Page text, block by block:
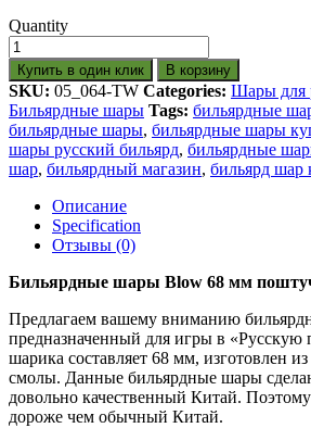
Quantity
Купить в один клик В корзину
SKU: 05_064-TW Categories: Шары для
Бильярдные шары Tags: бильярдные
бильярдные шары, бильярдные шары
шары русский бильярд, бильярдные
шар, бильярдный магазин, бильярд шар
Описание
Specification
Отзывы (0)
Бильярдные шары Blow 68 мм
Предлагаем вашему вниманию
предназначенный для игры в
шарика составляет 68 мм, изготовлен
смолы. Данные бильярдные шары
довольно качественный Китай.
дороже чем обычный Китай.